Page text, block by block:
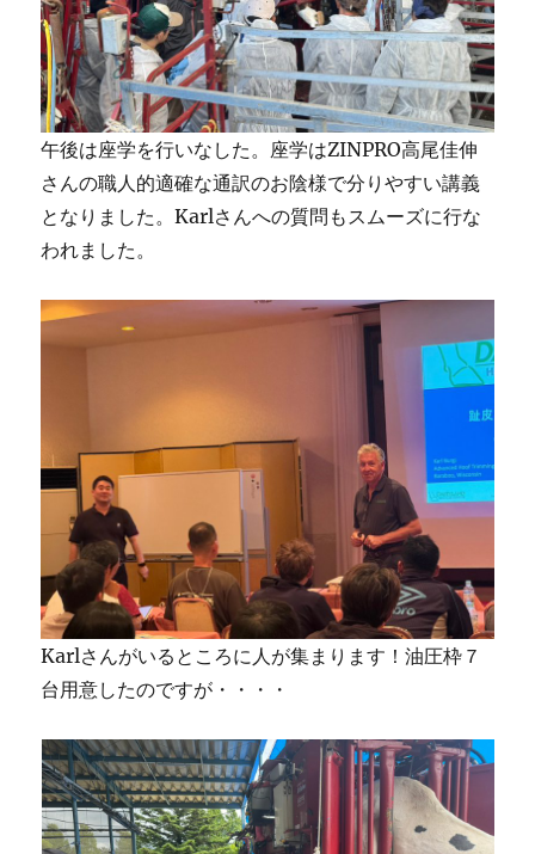
午後は座学を行いなした。座学はZINPRO高尾佳伸
さんの職人的適確な通訳のお陰様で分りやすい講義
となりました。Karlさんへの質問もスムーズに行な
われました。
Karlさんがいるところに人が集まります！油圧枠７
台用意したのですが・・・・